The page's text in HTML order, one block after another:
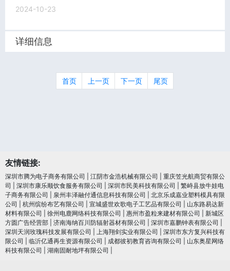
2024-10-23
详细信息
首页 上一页 下一页 尾页
友情链接:
深圳市腾为电子商务有限公司 江阴市金浩机械有限公司
重庆笠光航商贸有限公
司
深圳市康乐顺饮食服务有限公司 深圳市民美科技有限公司
繁峙县放牛娃电
子商务有限公司
泉州丰泽融付通信息科技有限公司
北京乐成嘉业塑料模具有限
公司
杭州缤纷布艺有限公司 宣城盛世欢歌电子工艺品有限公司
山东路易达新
材料有限公司
徐州电鹿网络科技有限公司 惠州市盈粒来建材有限公司
新城区
方圆广告经营部
济南海纳百川防辐射器材有限公司 深圳市嘉鹏钟表有限公司
深圳天润玫瑰科技发展有限公司
上海翔剑实业有限公司
深圳市东方复兴科技有
限公司
临沂亿通再生资源有限公司 成都彼初教育咨询有限公司
山东奥星网络
科技有限公司
湖南固耐地坪有限公司